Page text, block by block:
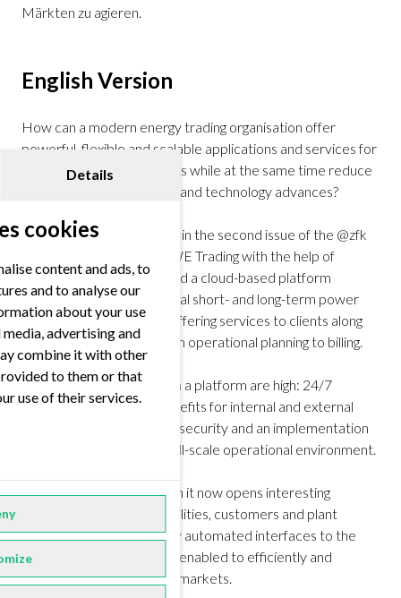
Details
cookies
content and ads, to
and to analyse our
about your use
advertising and
combine it with other
to them or that
use of their services.
Märkten zu agieren.
English Version
How can a modern energy trading organisation offer
powerful, flexible and scalable applications and services for
internal and external clients while at the same time reduce
efforts for future updates and technology advances?
Read the article published in the second issue of the @zfk
magazine about how @EWE Trading with the help of
@FORRS has implemented a cloud-based platform
solution covering all physical short- and long-term power
markets, natural gas and offering services to clients along
the entire value chain, from operational planning to billing.
The requirements for such a platform are high: 24/7
availability, addressing benefits for internal and external
stakeholders, operational security and an implementation
in parallel to the existing full-scale operational environment.
After the successful launch it now opens interesting
opportunities for public utilities, customers and plant
operators. Through its fully automated interfaces to the
sales units EWE Trading is enabled to efficiently and
precisely act in its various markets.